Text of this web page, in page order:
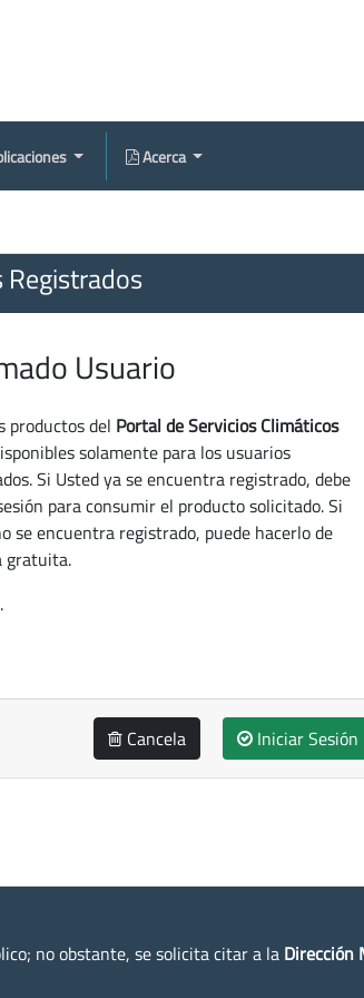
Acerca
Usuario
productos del Portal de Servicios Climáticos
solamente para los usuarios
Si Usted ya se encuentra registrado, debe
para consumir el producto solicitado. Si
se encuentra registrado, puede hacerlo de
gratuita.
Cancela Iniciar Sesión
no obstante, se solicita citar a la Dirección